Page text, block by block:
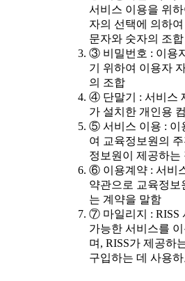
서비스 이용을 위
자의 선택에 의하
문자와 숫자의 조합
③ 비밀번호 : 이용
기 위하여 이용자
의 조합
④ 단말기 : 서비스
가 설치한 개인용
⑤ 서비스 이용 : 이
여 교육정보원의
정보원이 제공하는
⑥ 이용계약 : 서비
약관으로 교육정
는 계약을 말함
⑦ 마일리지 : RISS
가능한 서비스를
며, RISS가 제공하
구입하는 데 사용